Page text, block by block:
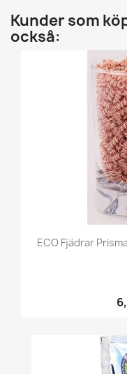
Kunder som
också:
ECO Fjädrar